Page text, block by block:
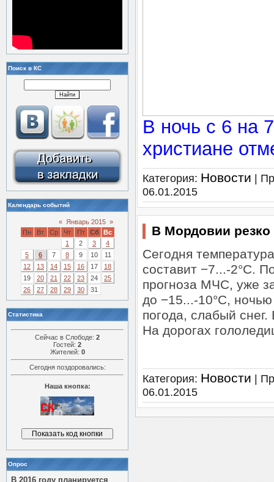
Поиск в КС
Календарь событий
« Январь 2015 »
Пн
Вт Ср Чт Пт Сб
Вс
1
2 3
4
5
6 7 8 9 10
11
12
13 14 15 16 17
18
19
20 21 22 23 24
25
26
27 28 29 30 31
Статистика
Сейчас в Слободе: 2
Гостей: 2
Жителей: 0
Сегодня поздоровались:
Наша кнопка:
Опрос
В 2016 году планируется
В ночь с 6 на
христиане
Категория: Новости |
06.01.2015
В Мордовии резко
Сегодня
составит −7...-2°С.
прогноза МЧС, уже
до −15...-10°С,
погода, слабый
На дорогах
Категория: Новости |
06.01.2015